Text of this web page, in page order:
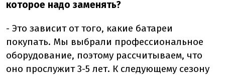
которое надо заменять?
- Это зависит от того, какие батареи
покупать. Мы выбрали профессиональное
оборудование, поэтому рассчитываем, что
оно прослужит 3-5 лет. К следующему сезону